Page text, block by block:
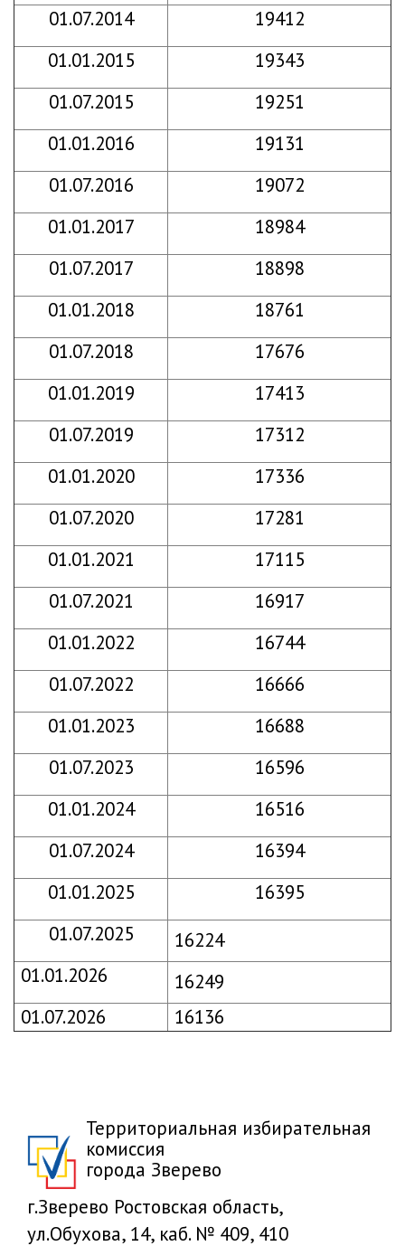
01.07.2014
19412
01.01.2015
19343
01.07.2015
19251
01.01.2016
19131
01.07.2016
19072
01.01.2017
18984
01.07.2017
18898
01.01.2018
18761
01.07.2018
17676
01.01.2019
17413
01.07.2019
17312
01.01.2020
17336
01.07.2020
17281
01.01.2021
17115
01.07.2021
16917
01.01.2022
16744
01.07.2022
16666
01.01.2023
16688
01.07.2023
16596
01.01.2024
16516
01.07.2024
16394
01.01.2025
16395
01.07.2025
16224
01.01.2026
16249
01.07.2026
16136
Территориальная избирательная
комиссия
города Зверево
г.Зверево Ростовская область,
ул.Обухова, 14, каб. № 409, 410